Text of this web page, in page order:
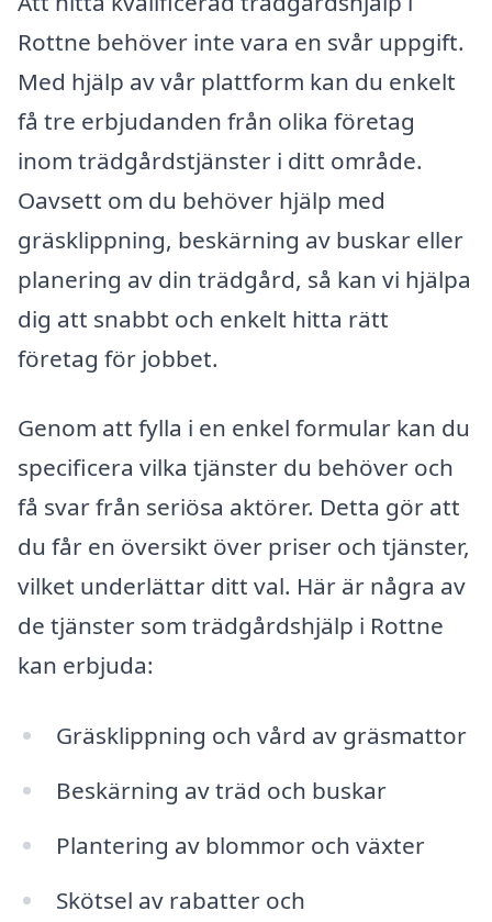
Rottne behöver inte vara en svår uppgift.
Med hjälp av vår plattform kan du enkelt
få tre erbjudanden från olika företag
inom trädgårdstjänster i ditt område.
Oavsett om du behöver hjälp med
gräsklippning, beskärning av buskar eller
planering av din trädgård, så kan vi hjälpa
dig att snabbt och enkelt hitta rätt
företag för jobbet.
Genom att fylla i en enkel formular kan du
specificera vilka tjänster du behöver och
få svar från seriösa aktörer. Detta gör att
du får en översikt över priser och tjänster,
vilket underlättar ditt val. Här är några av
de tjänster som trädgårdshjälp i Rottne
kan erbjuda:
Gräsklippning och vård av gräsmattor
Beskärning av träd och buskar
Plantering av blommor och växter
Skötsel av rabatter och